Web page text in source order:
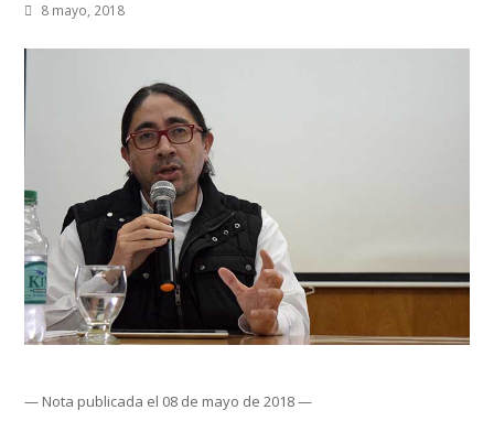
8 mayo, 2018
— Nota publicada el 08 de mayo de 2018 —